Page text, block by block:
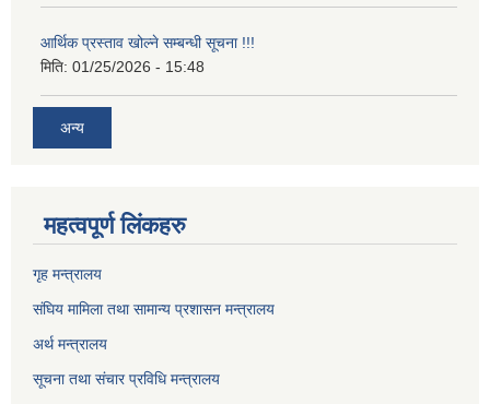
आर्थिक प्रस्ताव खोल्ने सम्बन्धी सूचना !!!
मिति: 01/25/2026 - 15:48
अन्य
महत्वपूर्ण लिंकहरु
गृह मन्त्रालय
संघिय मामिला तथा सामान्य प्रशासन मन्त्रालय
अर्थ मन्त्रालय
सूचना तथा संचार प्रविधि मन्त्रालय